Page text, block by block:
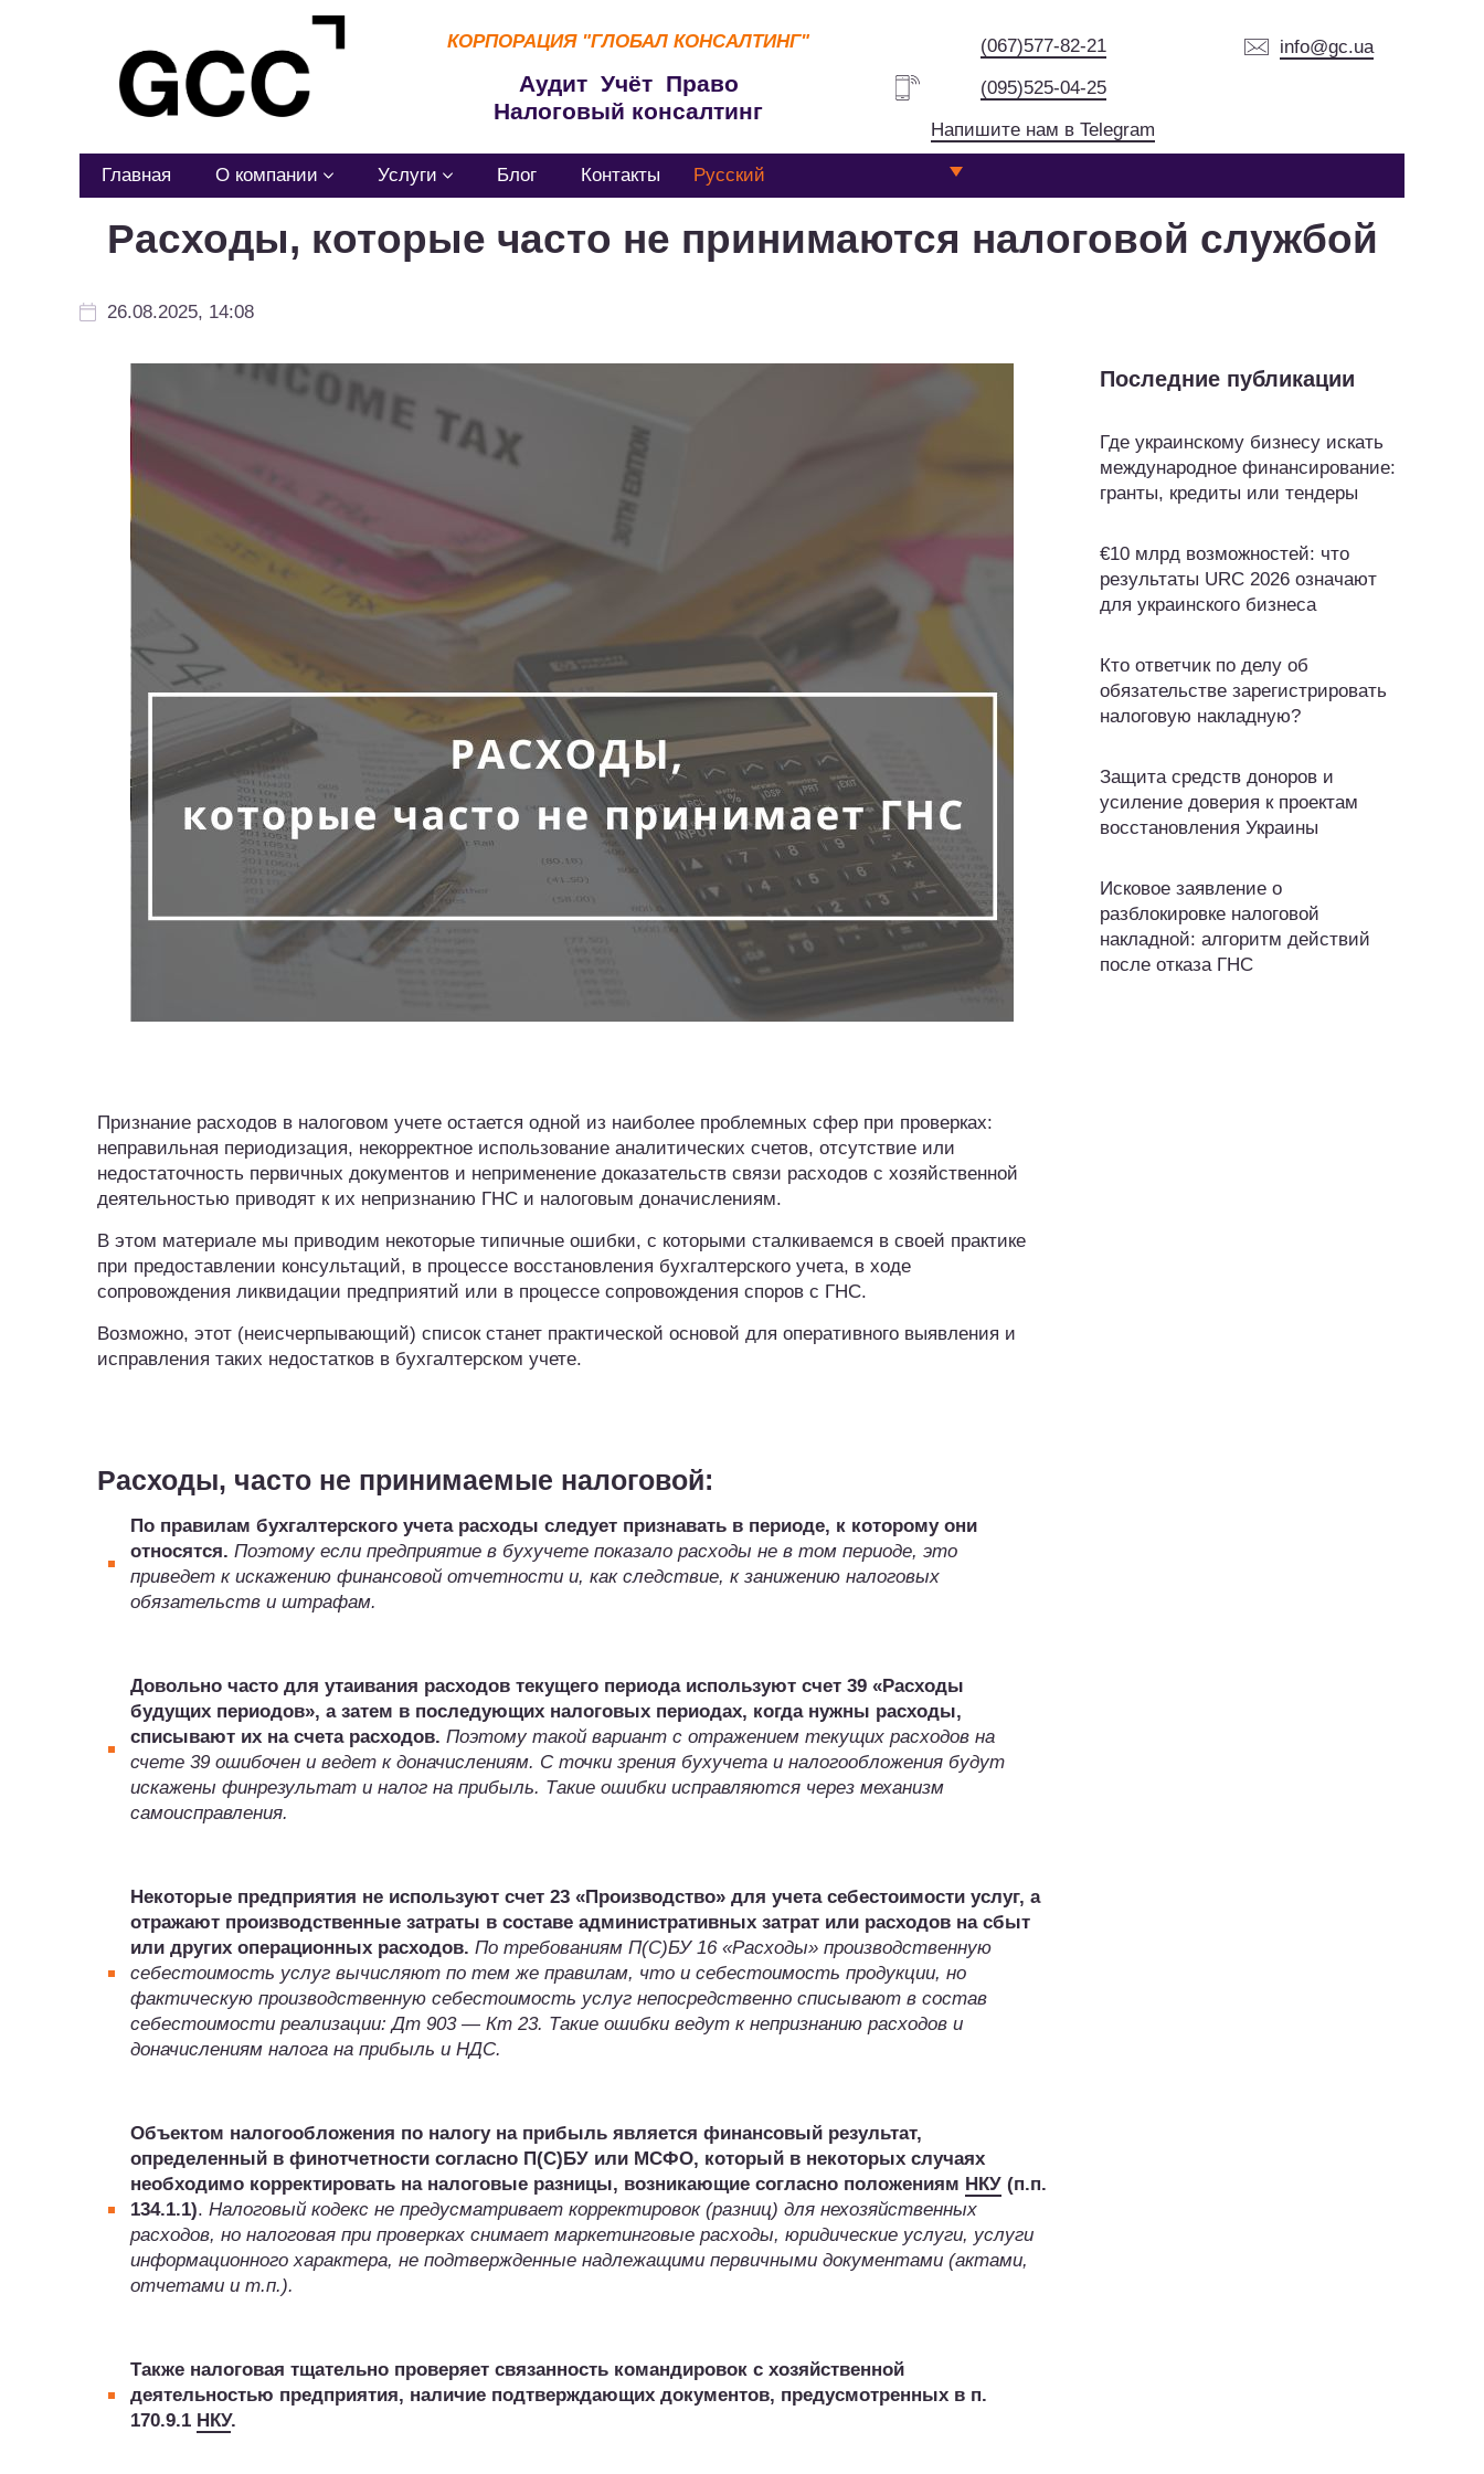
КОРПОРАЦИЯ "ГЛОБАЛ КОНСАЛТИНГ"
Аудит Учёт Право
Налоговый консалтинг
(067)577-82-21
(095)525-04-25
Напишите нам в Telegram
info@gc.ua
Главная О компании Услуги Блог Контакты Русский
Расходы, которые часто не принимаются налоговой службой
26.08.2025, 14:08
Признание расходов в налоговом учете остается одной из наиболее проблемных сфер при проверках:
неправильная периодизация, некорректное использование аналитических счетов, отсутствие или
недостаточность первичных документов и неприменение доказательств связи расходов с хозяйственной
деятельностью приводят к их непризнанию ГНС и налоговым доначислениям.
В этом материале мы приводим некоторые типичные ошибки, с которыми сталкиваемся в своей практике
при предоставлении консультаций, в процессе восстановления бухгалтерского учета, в ходе
сопровождения ликвидации предприятий или в процессе сопровождения споров с ГНС.
Возможно, этот (неисчерпывающий) список станет практической основой для оперативного выявления и
исправления таких недостатков в бухгалтерском учете.
Расходы, часто не принимаемые налоговой:
По правилам бухгалтерского учета расходы следует признавать в периоде, к которому они
относятся. Поэтому если предприятие в бухучете показало расходы не в том периоде, это
приведет к искажению финансовой отчетности и, как следствие, к занижению налоговых
обязательств и штрафам.
Довольно часто для утаивания расходов текущего периода используют счет 39 «Расходы
будущих периодов», а затем в последующих налоговых периодах, когда нужны расходы,
списывают их на счета расходов. Поэтому такой вариант с отражением текущих расходов на
счете 39 ошибочен и ведет к доначислениям. С точки зрения бухучета и налогообложения будут
искажены финрезультат и налог на прибыль. Такие ошибки исправляются через механизм
самоисправления.
Некоторые предприятия не используют счет 23 «Производство» для учета себестоимости услуг, а
отражают производственные затраты в составе административных затрат или расходов на сбыт
или других операционных расходов. По требованиям П(С)БУ 16 «Расходы» производственную
себестоимость услуг вычисляют по тем же правилам, что и себестоимость продукции, но
фактическую производственную себестоимость услуг непосредственно списывают в состав
себестоимости реализации: Дт 903 — Кт 23. Такие ошибки ведут к непризнанию расходов и
доначислениям налога на прибыль и НДС.
Объектом налогообложения по налогу на прибыль является финансовый результат,
определенный в финотчетности согласно П(С)БУ или МСФО, который в некоторых случаях
необходимо корректировать на налоговые разницы, возникающие согласно положениям НКУ (п.п.
134.1.1). Налоговый кодекс не предусматривает корректировок (разниц) для нехозяйственных
расходов, но налоговая при проверках снимает маркетинговые расходы, юридические услуги, услуги
информационного характера, не подтвержденные надлежащими первичными документами (актами,
отчетами и т.п.).
Также налоговая тщательно проверяет связанность командировок с хозяйственной
деятельностью предприятия, наличие подтверждающих документов, предусмотренных в п.
170.9.1 НКУ.
Последние публикации
Где украинскому бизнесу искать
международное финансирование:
гранты, кредиты или тендеры
€10 млрд возможностей: что
результаты URC 2026 означают
для украинского бизнеса
Кто ответчик по делу об
обязательстве зарегистрировать
налоговую накладную?
Защита средств доноров и
усиление доверия к проектам
восстановления Украины
Исковое заявление о
разблокировке налоговой
накладной: алгоритм действий
после отказа ГНС